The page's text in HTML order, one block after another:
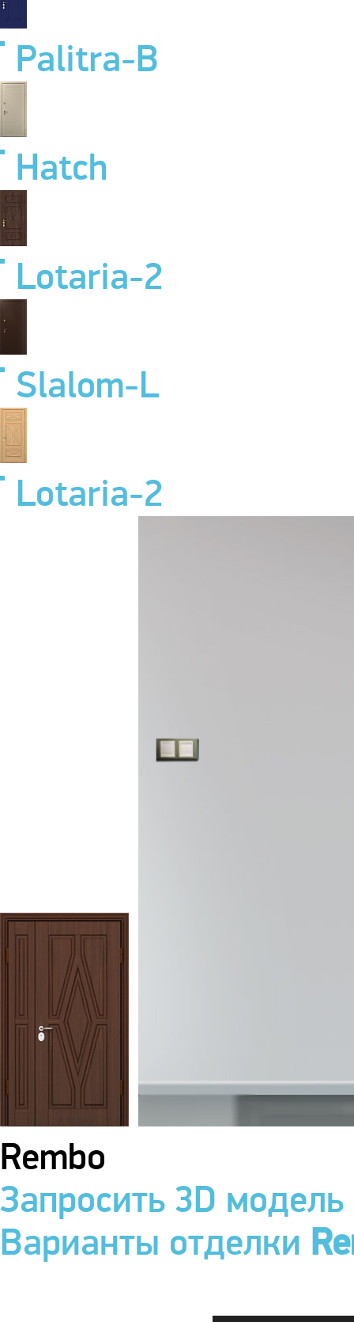
Palitra-B
Hatch
Lotaria-2
Slalom-L
Lotaria-2
Rembo
Запросить 3D модель
Варианты отделки